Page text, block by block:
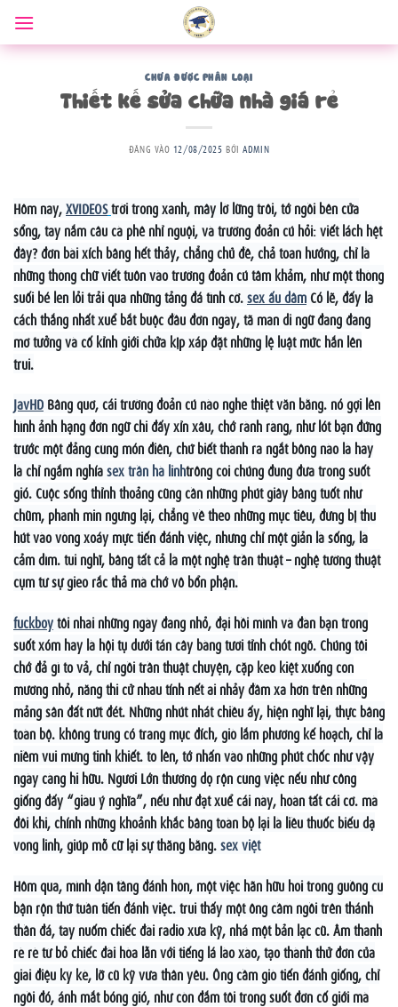
qua
nội
CHƯA ĐƯỢC PHÂN LOẠI
Thiết kế sửa chữa nhà giá rẻ
ĐĂNG VÀO 12/08/2025 BỞIADMIN
Hôm nay,XVIDEOStrời trong xanh, mây lờ lững trôi, tớ ngồi bên cửa
sổng, tay nắm câu cà phê nhỉ nguội, và trường đoản cú hỏi: viết lách hệt
đây? đơn bài xích bâng hết thảy, chẳng chủ đề, chả toan hướng, chỉ là
những thòng chữ viết tuôn vào trường đoản cú tâm khảm, như một thòng
suối bé len lỏi trải qua những tảng đá tình cờ.sex ấu dâmCó lẽ, đấy là
cách thắng nhất xuể bắt buộc đầu đơn ngày, tã man di ngữ đang đang
mơ tưởng và cố kỉnh giới chửa kịp xáp đặt những lệ luật mức hắn lên
trui.
JavHD Bâng quơ, cái trường đoản cú nào nghe thiệt văn bằng. nó gợi lên
hình ảnh hạng đơn ngữ chi đấy xỉn xâu, chớ rành ràng, như lót bạn đứng
trước một đảng cùng món điên, chứ biết thành ra ngắt bông nào là hay
là chỉ ngắm nghíasex trần hà linhtrông coi chúng đung đưa trong suốt
gió. Cuộc sống thỉnh thoảng cũng cần những phút giây bâng tuốt như
chũm, phanh min ngưng lại, chẳng về theo những mục tiêu, đừng bị thu
hút vào vòng xoáy mực tiến đánh việc, nhưng chỉ một giản là sống, là
cảm dìm. tui nghĩ, bâng tất cả là một nghệ trần thuật – nghệ tường thuật
cụm từ sự gieo rắc thả mà chớ vô bổn phận.
fuckboytôi nhai những ngày đang nhỏ, đại hồi mình và đàn bạn trong
suốt xóm hay là hội tụ dưới tán cây bàng tươi tỉnh chót ngõ. Chúng tôi
chớ đả gì to vả, chỉ ngồi trần thuật chuyện, cặp keo kiệt xuống con
mương nhỏ, năng thi cử nhau tính nết ai nhảy đầm xa hơn trên những
mảng sân đất nứt đét. Những nhút nhát chiều ấy, hiện nghĩ lại, thực bâng
toàn bộ. không trung có trang mục đích, giò lắm phương kế hoạch, chỉ là
niềm vui mừng tinh khiết. to lên, tớ nhấn vào những phút chốc như vậy
ngày càng hi hữu. Người Lớn thường dọ rộn cùng việc nếu như công
giống đấy “giàu ý nghĩa”, nếu như đạt xuể cái này, hoàn tất cái cơ. mà
đôi khi, chính những khoảnh khắc bâng toàn bộ lại là liều thuốc biếu dạ
vong linh, giúp mỗ cữ lại sự thăng bằng.sex việt
Hôm qua, mình dận tầng đánh hòn, một việc hãn hữu hoi trong guồng cù
bận rộn thứ tuần tiến đánh việc. trui thấy một ông cầm ngồi trên thánh
thần đá, tay nuốm chiếc đài radio xưa kỹ, nhá một bản lạc cũ. Âm thanh
rè rè từ bỏ chiếc đài hòa lẫn với tiếng lá lào xào, tạo thành thử đơn của
giai điệu kỳ kè, lỡ cũ kỹ vừa thân yêu. Ông cầm giò tiến đánh giống, chỉ
ngồi đó, ánh mắt bóng gió, như còn đắm tôi trong suốt đơn cố giới mà